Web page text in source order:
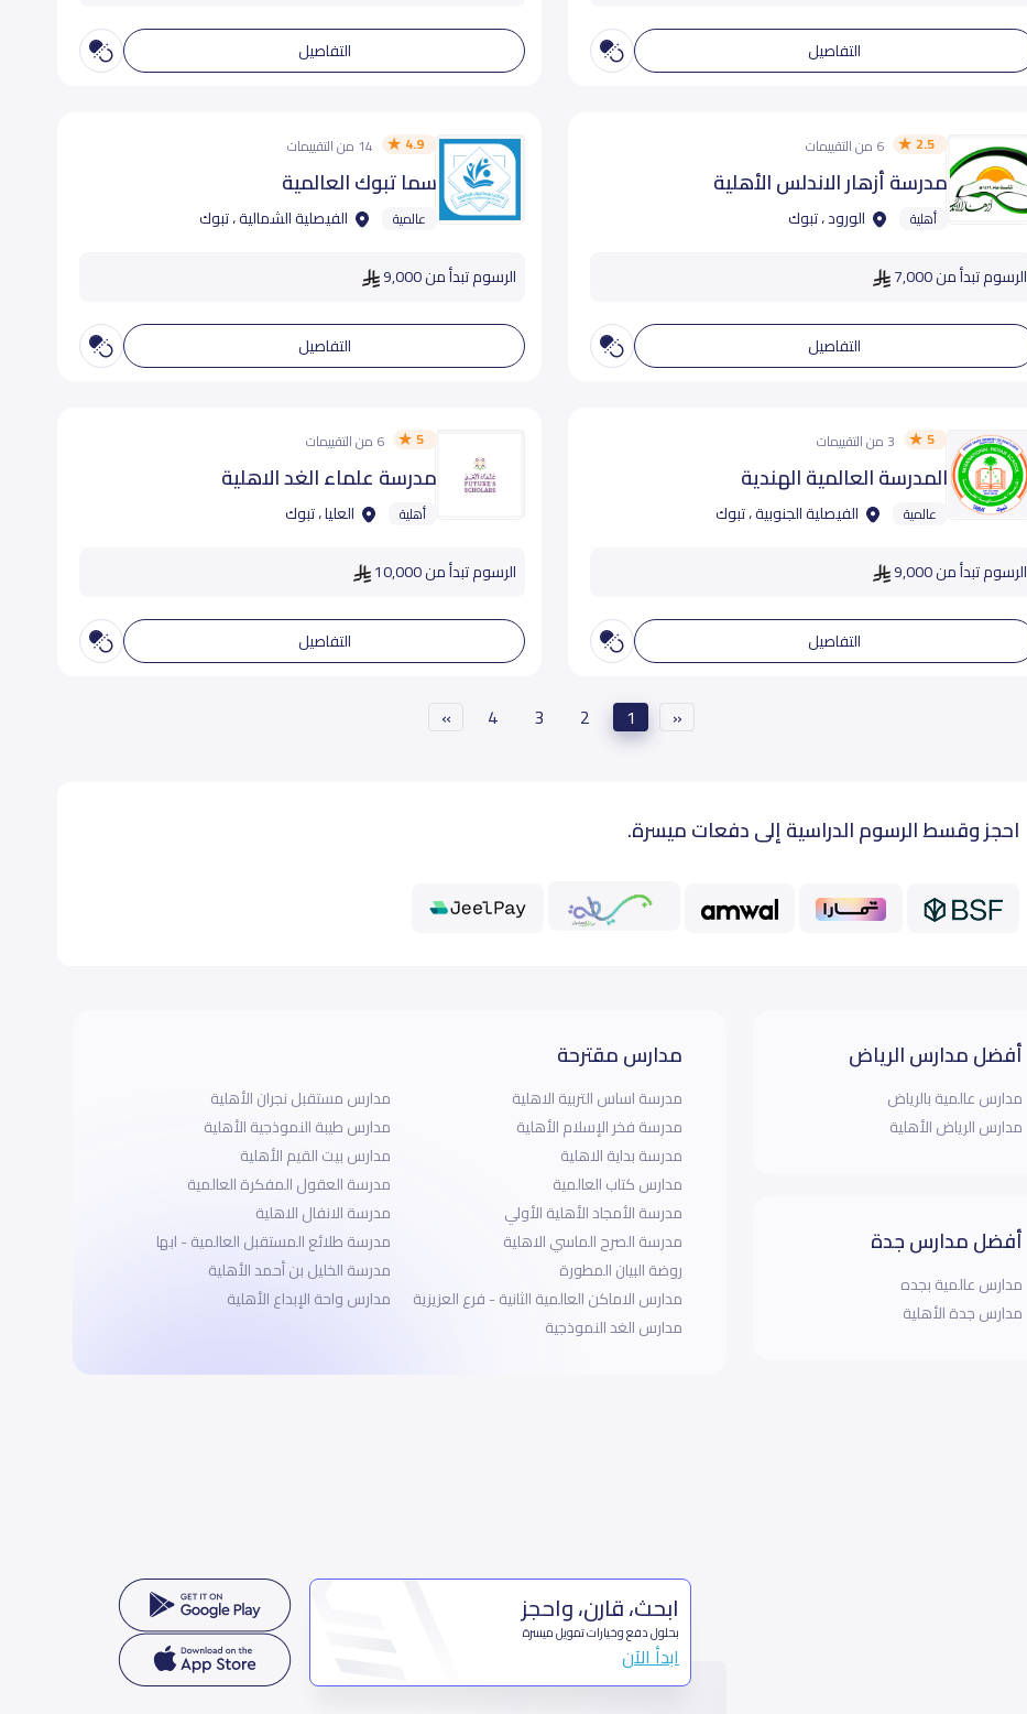
التفاصيل التفاصيل
2.5 6 من التقييمات
مدرسة أزهار الاندلس الأهلية
أهلية الورود ، تبوك
الرسوم تبدأ من 7,000
التفاصيل
4.9 14 من التقييمات
سما تبوك العالمية
عالمية الفيصلية الشمالية ، تبوك
الرسوم تبدأ من 9,000
التفاصيل
5 3 من التقييمات
المدرسة العالمية الهندية
عالمية الفيصلية الجنوبية ، تبوك
الرسوم تبدأ من 9,000
التفاصيل
5 6 من التقييمات
مدرسة علماء الغد الاهلية
أهلية العليا ، تبوك
الرسوم تبدأ من 10,000
التفاصيل
«
1
2
3
4
»
احجز وقسط الرسوم الدراسية إلى دفعات ميسرة.
أفضل مدارس الرياض
مدارس عالمية بالرياض
مدارس الرياض الأهلية
أفضل مدارس جدة
مدارس عالمية بجده
مدارس جدة الأهلية
مدارس مقترحة
مدرسة اساس التربية الاهلية
مدرسة فخر الإسلام الأهلية
مدرسة بداية الاهلية
مدارس كتاب العالمية
مدرسة الأمجاد الأهلية الأولي
مدرسة الصرح الماسي الاهلية
روضة البيان المطورة
مدارس الاماكن العالمية الثانية - فرع العزيزية
مدارس الغد النموذجية
مدارس مستقبل نجران الأهلية
مدارس طيبة النموذجية الأهلية
مدارس بيت القيم الأهلية
مدرسة العقول المفكرة العالمية
مدرسة الانفال الاهلية
مدرسة طلائع المستقبل العالمية - ابها
مدرسة الخليل بن أحمد الأهلية
مدارس واحة الإبداع الأهلية
ابحث، قارن، واحجز
بحلول دفع وخيارات تمويل ميسرة
ابدأ الآن